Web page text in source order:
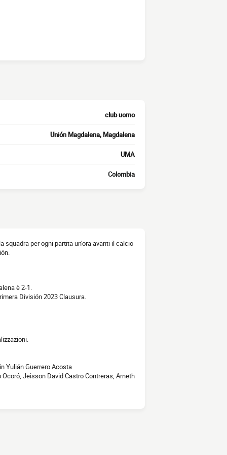
club uomo
Unión Magdalena, Magdalena
UMA
Colombia
squadra per ogni partita un'ora avanti il calcio
è 2-1.
División 2023 Clausura.
Yulián Guerrero Acosta
Jeisson David Castro Contreras, Arneth